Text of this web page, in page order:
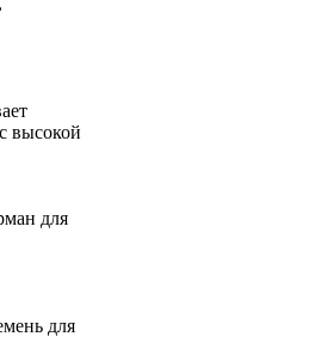
высокой
для
для